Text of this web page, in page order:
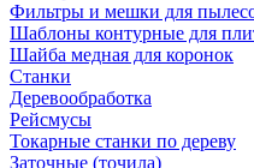
Фильтры и мешки для
Шаблоны контурные для
Шайба медная для коронок
Станки
Деревообработка
Рейсмусы
Токарные станки по дереву
Заточные (точила)